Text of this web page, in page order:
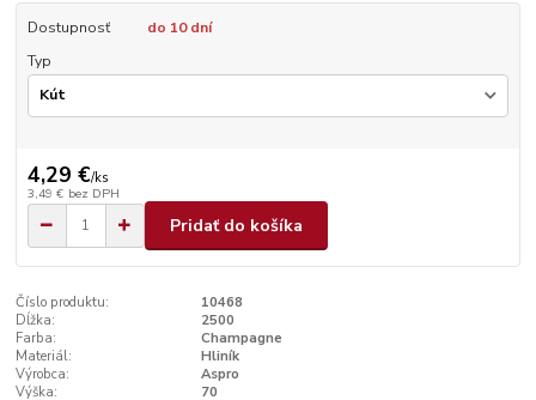
Dostupnosť
do 10 dní
Typ
4,29 €/ks
3,49 € bez DPH
Pridať do košíka
Číslo produktu:
10468
Dĺžka:
2500
Farba:
Champagne
Materiál:
Hliník
Výrobca:
Aspro
Výška:
70